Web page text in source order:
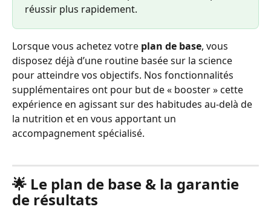
réussir plus rapidement.
Lorsque vous achetez votre plan de base, vous
disposez déjà d’une routine basée sur la science
pour atteindre vos objectifs. Nos fonctionnalités
supplémentaires ont pour but de « booster » cette
expérience en agissant sur des habitudes au-delà de
la nutrition et en vous apportant un
accompagnement spécialisé.
🌟 Le plan de base & la garantie
de résultats